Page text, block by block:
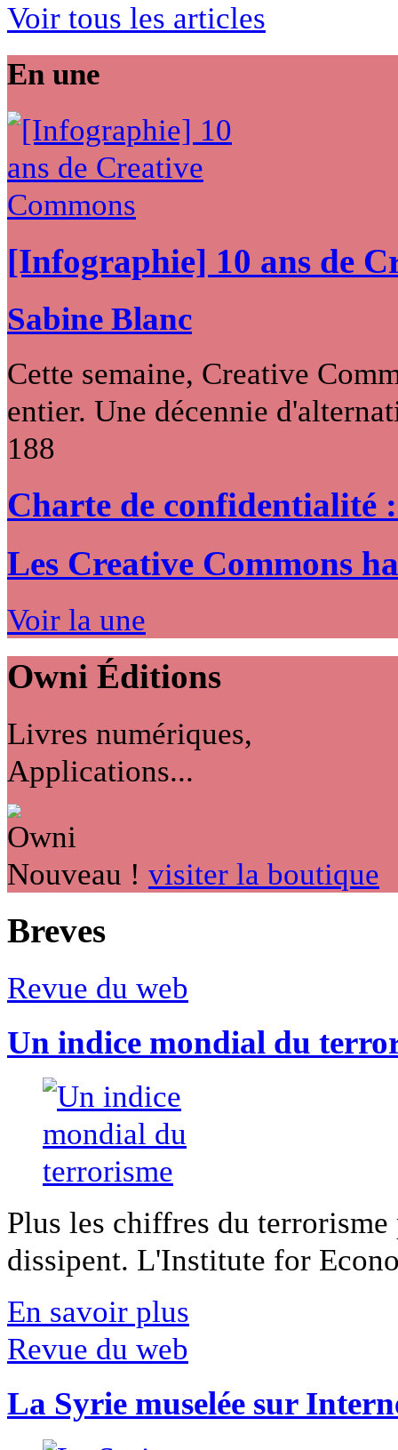
Voir tous les articles
En une
[Infographie] 10 ans de
Sabine Blanc
Cette semaine, Creative
entier. Une décennie
188
Charte de confidentialité
Les Creative Commons
Voir la une
Owni Éditions
Livres numériques,
Applications...
Nouveau ! visiter la boutique
Breves
Revue du web
Un indice mondial du
Plus les chiffres du
dissipent. L'Institute for
En savoir plus
Revue du web
La Syrie muselée sur